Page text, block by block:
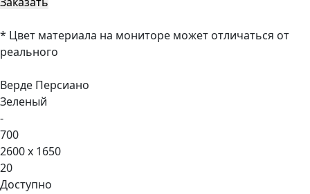
* Цвет материала на мониторе может отличаться от
реального
Верде Персиано
Зеленый
-
700
2600 x 1650
20
Доступно